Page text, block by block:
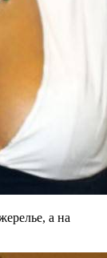
а на